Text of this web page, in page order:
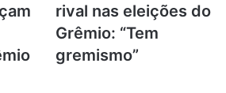
rival nas eleições do
Grêmio: “Tem
gremismo”